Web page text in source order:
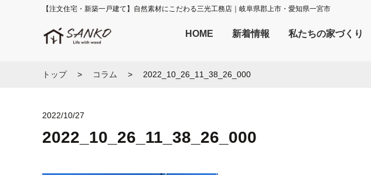
【注文住宅・新築一戸建て】自然素材にこだわる三光工務店｜岐阜県郡上市・愛知県一宮市
HOME 新着情報 私たちの家づくり
トップ コラム 2022_10_26_11_38_26_000
2022/10/27
2022_10_26_11_38_26_000